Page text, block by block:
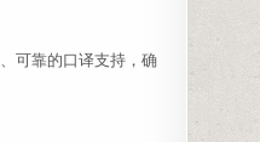
可靠的口译支持，确